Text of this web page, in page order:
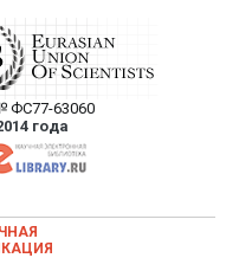
Ученых —
статей в
журнале
ФС77-63060
года
научных статей в
журнале